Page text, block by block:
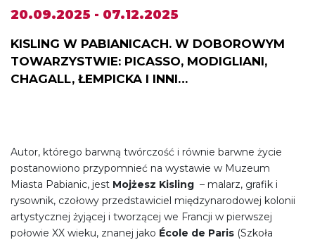
20.09.2025 - 07.12.2025
KISLING W PABIANICACH. W DOBOROWYM
TOWARZYSTWIE: PICASSO, MODIGLIANI,
CHAGALL, ŁEMPICKA I INNI…
Autor, którego barwną twórczość i równie barwne życie
postanowiono przypomnieć na wystawie w Muzeum
Miasta Pabianic, jest Mojżesz Kisling – malarz, grafik i
rysownik, czołowy przedstawiciel międzynarodowej kolonii
artystycznej żyjącej i tworzącej we Francji w pierwszej
połowie XX wieku, znanej jako École de Paris (Szkoła